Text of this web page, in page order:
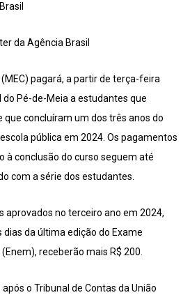
da Agência Brasil
pagará, a partir de terça-feira
do Pé-de-Meia a estudantes que
concluíram um dos três anos do
pública em 2024. Os pagamentos
à conclusão do curso seguem até
com a série dos estudantes.
aprovados no terceiro ano em 2024,
da última edição do Exame
receberão mais R$ 200.
o Tribunal de Contas da União